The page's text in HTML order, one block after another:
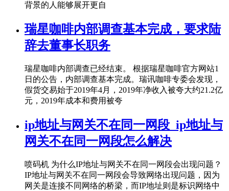
背景的人能够展开更自
瑞星咖啡内部调查基本完成，要求陆
辞去董事长职务
瑞星咖啡内部调查已经结束。 根据瑞星咖啡官方网站1
日的公告，内部调查基本完成。瑞讯咖啡专委会发现，
假货交易始于2019年4月，2019年净收入被夸大约21.2亿
元，2019年成本和费用被夸
ip地址与网关不在同一网段_ip地址与
网关不在同一网段怎么解决
喷码机 为什么IP地址与网关不在同一网段会出现问题？
IP地址与网关不在同一网段会导致网络出现问题，因为
网关是连接不同网络的桥梁，而IP地址则是标识网络中